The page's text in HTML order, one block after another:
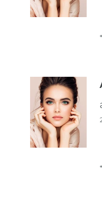
*
*